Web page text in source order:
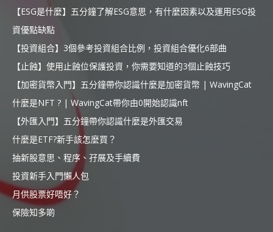
【ESG是什麼】五分鐘了解ESG意思，有什麼因素以及運用ESG投
資優點缺點
【投資組合】3個參考投資組合比例，投資組合優化6部曲
【止蝕】使用止蝕位保護投資，你需要知道的3個止蝕技巧
【加密貨幣入門】五分鐘帶你認識什麼是加密貨幣 | WavingCat
什麼是NFT ? | WavingCat帶你由0開始認識nft
【外匯入門】五分鐘帶你認識什麼是外匯交易
什麼是ETF?新手該怎麼買？
抽新股意思、程序、孖展及手續費
投資新手入門懶人包
月供股票好唔好？
保險知多啲